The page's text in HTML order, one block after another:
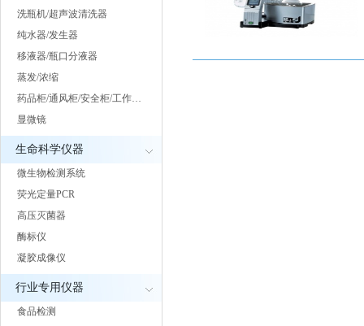
洗瓶机/超声波清洗器
纯水器/发生器
移液器/瓶口分液器
蒸发/浓缩
药品柜/通风柜/安全柜/工作…
显微镜
生命科学仪器
微生物检测系统
荧光定量PCR
高压灭菌器
酶标仪
凝胶成像仪
行业专用仪器
食品检测